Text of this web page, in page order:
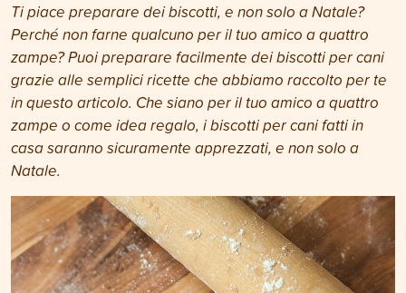
Ti piace preparare dei biscotti, e non solo a Natale?
Perché non farne qualcuno per il tuo amico a quattro
zampe?Puoi preparare facilmente dei biscotti per cani
grazie alle semplici ricette che abbiamo raccolto per te
in questo articolo. Che siano per il tuo amico a quattro
zampe o come idea regalo, i biscotti per cani fatti in
casa saranno sicuramente apprezzati, e non solo a
Natale.